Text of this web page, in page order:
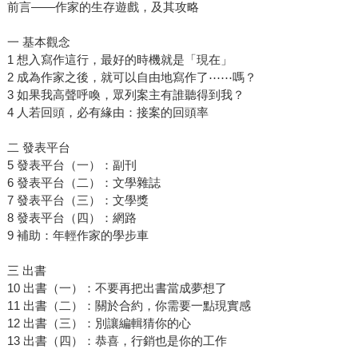
前言——作家的生存遊戲，及其攻略
一 基本觀念
1 想入寫作這行，最好的時機就是「現在」
2 成為作家之後，就可以自由地寫作了⋯⋯嗎？
3 如果我高聲呼喚，眾列案主有誰聽得到我？
4 人若回頭，必有緣由：接案的回頭率
二 發表平台
5 發表平台（一）：副刊
6 發表平台（二）：文學雜誌
7 發表平台（三）：文學獎
8 發表平台（四）：網路
9 補助：年輕作家的學步車
三 出書
10 出書（一）：不要再把出書當成夢想了
11 出書（二）：關於合約，你需要一點現實感
12 出書（三）：別讓編輯猜你的心
13 出書（四）：恭喜，行銷也是你的工作